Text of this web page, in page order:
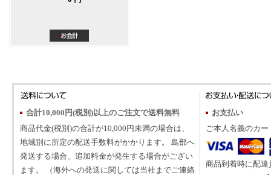
合計10,000円(税別)以上のご注文で送料無料
商品代金(税別)の合計が10,000円未満の場合は、
地域別に所定の配送手数料がかかります。 島部へ
発送する場合、追加料金が発生する場合がござい
ます。 （海外への発送に関しては当社までご連絡
お支払い
ご本人名義のカ
商品到着時に配